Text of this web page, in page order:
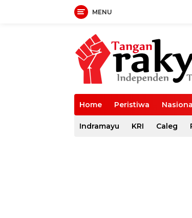
MENU
Home Peristiwa
Indramayu KRI Caleg